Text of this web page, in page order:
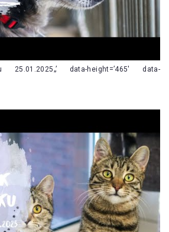
data-height=’465′ data-